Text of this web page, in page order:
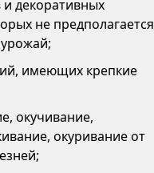
и декоративных
не предполагается
имеющих крепкие
окучивание,
окуривание от